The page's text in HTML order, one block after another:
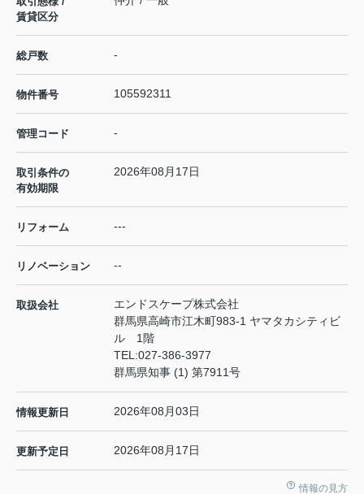
賃貸区分
総戸数 -
物件番号 105592311
管理コード -
取引条件の
有効期限
2026年08月17日
リフォーム ---
リノベーション --
取扱会社
エンドスケープ株式会社
群馬県高崎市江木町983-1 ヤマタカシティビ
ル 1階
TEL:027-386-3977
群馬県知事 (1) 第7911号
情報更新日 2026年08月03日
更新予定日 2026年08月17日
情報の見方